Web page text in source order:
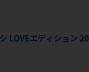
LOVEエディション